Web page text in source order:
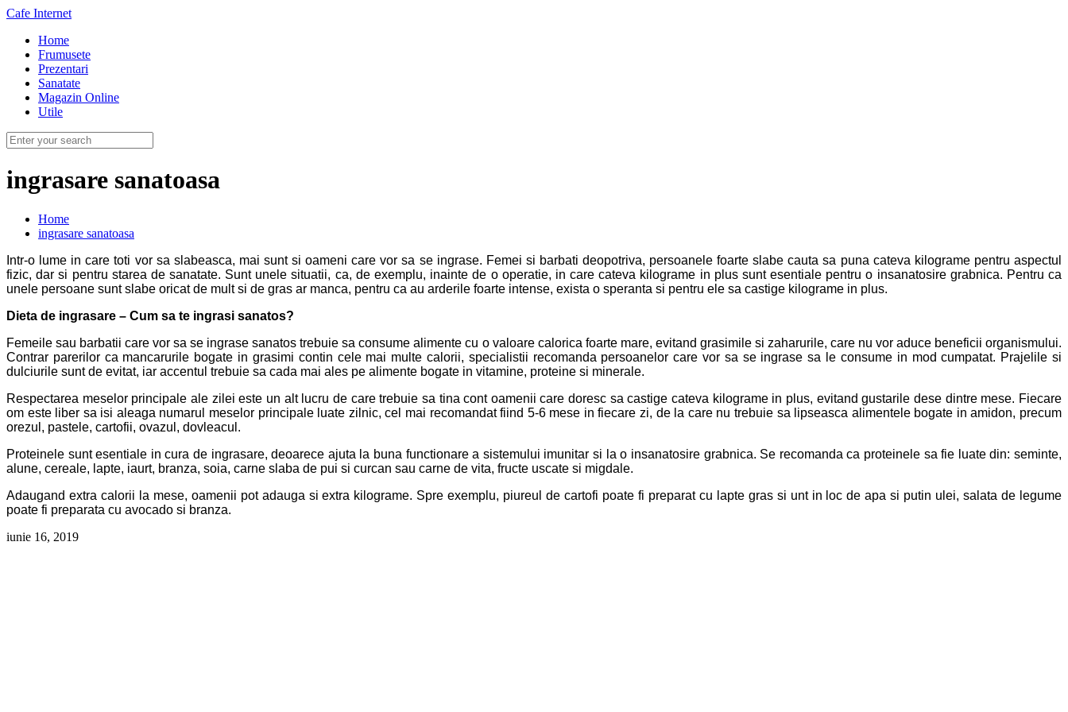
Cafe Internet
Home
Frumusete
Prezentari
Sanatate
Magazin Online
Utile
ingrasare sanatoasa
Home
ingrasare sanatoasa
Intr-o lume in care toti vor sa slabeasca, mai sunt si oameni care vor sa se ingrase. Femei si barbati deopotriva, persoanele foarte slabe cauta sa puna cateva kilograme pentru aspectul
fizic, dar si pentru starea de sanatate. Sunt unele situatii, ca, de exemplu, inainte de o operatie, in care cateva kilograme in plus sunt esentiale pentru o insanatosire grabnica. Pentru ca
unele persoane sunt slabe oricat de mult si de gras ar manca, pentru ca au arderile foarte intense, exista o speranta si pentru ele sa castige kilograme in plus.
Dieta de ingrasare – Cum sa te ingrasi sanatos?
Femeile sau barbatii care vor sa se ingrase sanatos trebuie sa consume alimente cu o valoare calorica foarte mare, evitand grasimile si zaharurile, care nu vor aduce beneficii organismului.
Contrar parerilor ca mancarurile bogate in grasimi contin cele mai multe calorii, specialistii recomanda persoanelor care vor sa se ingrase sa le consume in mod cumpatat. Prajelile si
dulciurile sunt de evitat, iar accentul trebuie sa cada mai ales pe alimente bogate in vitamine, proteine si minerale.
Respectarea meselor principale ale zilei este un alt lucru de care trebuie sa tina cont oamenii care doresc sa castige cateva kilograme in plus, evitand gustarile dese dintre mese. Fiecare
om este liber sa isi aleaga numarul meselor principale luate zilnic, cel mai recomandat fiind 5-6 mese in fiecare zi, de la care nu trebuie sa lipseasca alimentele bogate in amidon, precum
orezul, pastele, cartofii, ovazul, dovleacul.
Proteinele sunt esentiale in cura de ingrasare, deoarece ajuta la buna functionare a sistemului imunitar si la o insanatosire grabnica. Se recomanda ca proteinele sa fie luate din: seminte,
alune, cereale, lapte, iaurt, branza, soia, carne slaba de pui si curcan sau carne de vita, fructe uscate si migdale.
Adaugand extra calorii la mese, oamenii pot adauga si extra kilograme. Spre exemplu, piureul de cartofi poate fi preparat cu lapte gras si unt in loc de apa si putin ulei, salata de legume
poate fi preparata cu avocado si branza.
iunie 16, 2019